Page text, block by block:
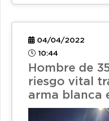
04/04/2022
10:44
Hombre de
riesgo vital
arma blanca